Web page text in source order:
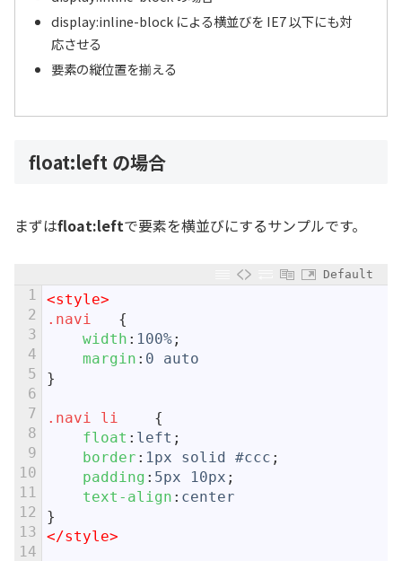
display:inline-block による横並びを IE7 以下にも対
応させる
要素の縦位置を揃える
float:left の場合
まずはfloat:leftで要素を横並びにするサンプルです。
Default
1
2
3
4
5
6
7
8
9
10
11
12
13
14
<style>
{
width : 100%;
margin : 0
auto
}
{
float : left ;
border : 1px solid #ccc ;
padding : 5px 10px ;
text-align : center
}
</style>